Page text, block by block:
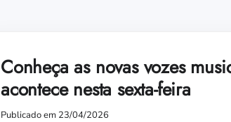
Conheça as novas vozes
acontece nesta sexta-feira
Publicado em 23/04/2026